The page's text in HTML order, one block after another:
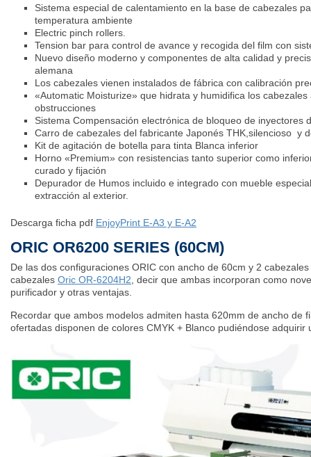
Sistema especial de calentamiento en la base de cabezales
temperatura ambiente
Electric pinch rollers.
Tension bar para control de avance y recogida del film con
Nuevo diseño moderno y componentes de alta calidad y
alemana
Los cabezales vienen instalados de fábrica con calibración
«Automatic Moisturize» que hidrata y humidifica los
obstrucciones
Sistema Compensación electrónica de bloqueo de inyectores
Carro de cabezales del fabricante Japonés THK,silencioso y
Kit de agitación de botella para tinta Blanca inferior
Horno «Premium» con resistencias tanto superior como
curado y fijación
Depurador de Humos incluido e integrado con mueble
extracción al exterior.
Descarga ficha pdf EnjoyPrint E-A3 y E-A2
ORIC OR6200 SERIES (60CM)
De las dos configuraciones ORIC con ancho de 60cm y 2 cabezales
cabezales Oric OR-6204H2 , decir que ambas incorporan como
purificador y otras ventajas.
Recordar que ambos modelos admiten hasta 620mm de ancho de
ofertadas disponen de colores CMYK + Blanco pudiéndose adquirir